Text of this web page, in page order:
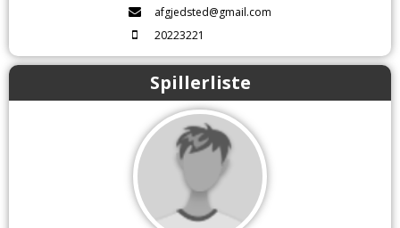
afgjedsted@gmail.com
20223221
Spillerliste